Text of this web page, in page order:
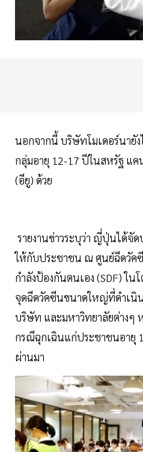
นอกจากนี้ บริษัทโมเดอร์นายั
กลุ่มอายุ 12-17 ปีในสหรัฐ แ
(อียู) ด้วย
รายงานข่าวระบุว่า ญี่ปุ่นได้จั
ให้กับประชาชน ณ ศูนย์ฉีดวัค
กำลังป้องกันตนเอง (SDF) ใน
จุดฉีดวัคซีนขนาดใหญ่ที่ดำเนิ
บริษัท และมหาวิทยาลัยต่างๆ
กรณีฉุกเฉินแก่ประชาชนอายุ
ผ่านมา